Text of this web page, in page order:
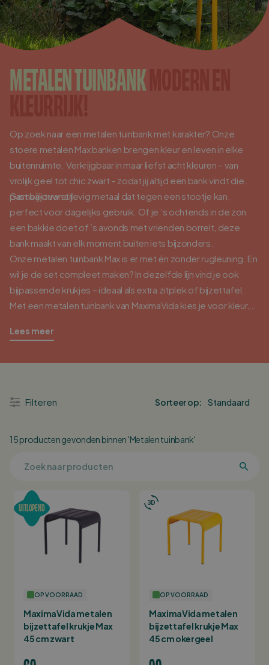
Log in/ Registreer
0 Winkelwagen
Nederlands English
Klantenservice
Zakelijk
Partner worden?
Inspiratie
METALEN TUINBANK
KLEURRIJK!
Op zoek naar een metalen tuinbank met karakter? Onze
stoere metalen Max banken brengen kleur en leven in elke
buitenruimte. Verkrijgbaar in maar liefst acht kleuren – van
vrolijk geel tot chic zwart – zodat jij altijd een bank vindt die
past bij jouw stijl.
Gemaakt van stevig metaal dat tegen een stootje kan,
perfect voor dagelijks gebruik. Of je ’s ochtends in de zon
een bakkie doet of ’s avonds met vrienden borrelt, deze
bank maakt van elk moment buiten iets bijzonders.
Onze metalen tuinbank Max is er met én zonder rugleuning. En
wil je de set compleet maken? In dezelfde lijn vind je ook
bijpassende krukjes – ideaal als extra zitplek of bijzettafel.
Met een metalen tuinbank van MaximaVida kies je voor kleur,
geef je buitenplek die stoere, vrolijke upgrade.
Lees meer
15 producten gevonden binnen 'Metalen tuinbank'
Filteren Sorteer op:
UITLOPEND
OP VOORRAAD
MaximaVida metalen
bijzettafel krukje Max
45 cm zwart
OP VOORRAAD
MaximaVida metalen
bijzettafel krukje Max
45 cm okergeel